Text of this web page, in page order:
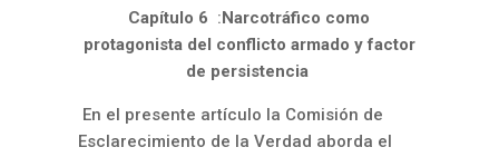
Capítulo 6 : Narcotráfico como
protagonista del conflicto armado y factor
de persistencia
En el presente artículo la Comisión de
Esclarecimiento de la Verdad aborda el